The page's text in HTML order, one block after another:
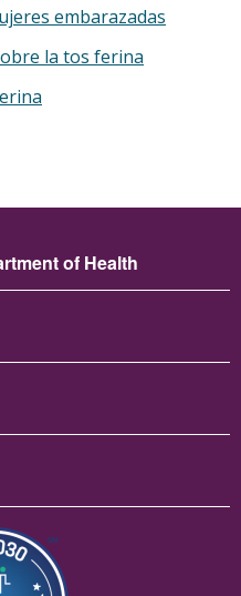
embarazadas
la tos ferina
of Health